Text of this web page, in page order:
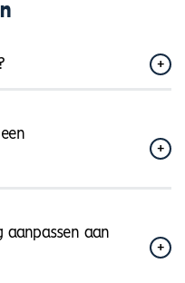
aanpassen aan